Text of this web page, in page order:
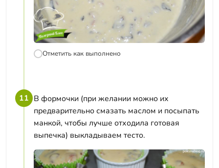
Отметить как выполнено
11 В формочки (при желании можно их
предварительно смазать маслом и посыпать
манкой, чтобы лучше отходила готовая
выпечка) выкладываем тесто.